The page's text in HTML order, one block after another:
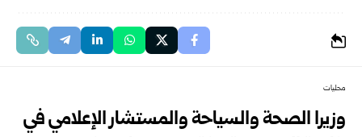
محليات
وزيرا الصحة والسياحة والمستشار الإعلامي في